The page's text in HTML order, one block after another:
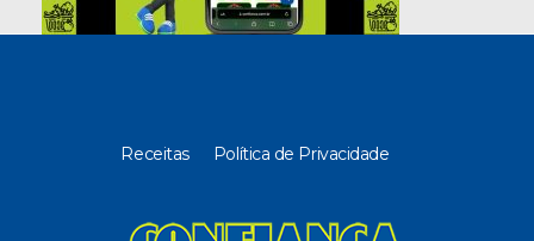
Receitas Política de Privacidade